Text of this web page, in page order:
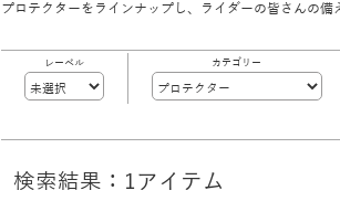
プロテクターをラインナップし、ライダーの皆さんの備
レーベル カテゴリー
検索結果：1アイテム